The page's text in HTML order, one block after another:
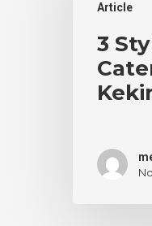
Article
Catering
Pernikahan
Kekinian
Jakarta
3